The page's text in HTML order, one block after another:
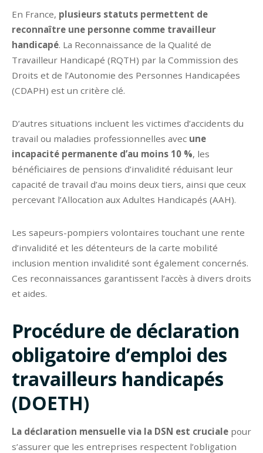
En France, plusieurs statuts permettent de
reconnaître une personne comme travailleur
handicapé. La Reconnaissance de la Qualité de
Travailleur Handicapé (RQTH) par la Commission des
Droits et de l’Autonomie des Personnes Handicapées
(CDAPH) est un critère clé.
D’autres situations incluent les victimes d’accidents du
travail ou maladies professionnelles avec une
incapacité permanente d’au moins 10 %, les
bénéficiaires de pensions d’invalidité réduisant leur
capacité de travail d’au moins deux tiers, ainsi que ceux
percevant l’Allocation aux Adultes Handicapés (AAH).
Les sapeurs-pompiers volontaires touchant une rente
d’invalidité et les détenteurs de la carte mobilité
inclusion mention invalidité sont également concernés.
Ces reconnaissances garantissent l’accès à divers droits
et aides.
Procédure de déclaration
obligatoire d’emploi des
travailleurs handicapés
(DOETH)
La déclaration mensuelle via la DSN est cruciale pour
s’assurer que les entreprises respectent l’obligation